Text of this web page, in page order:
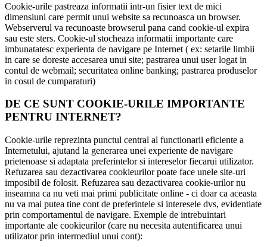
Cookie-urile pastreaza informatii intr-un fisier text de mici
dimensiuni care permit unui website sa recunoasca un browser.
Webserverul va recunoaste browserul pana cand cookie-ul expira
sau este sters. Cookie-ul stocheaza informatii importante care
imbunatatesc experienta de navigare pe Internet ( ex: setarile limbii
in care se doreste accesarea unui site; pastrarea unui user logat in
contul de webmail; securitatea online banking; pastrarea produselor
in cosul de cumparaturi)
DE CE SUNT COOKIE-URILE IMPORTANTE
PENTRU INTERNET?
Cookie-urile reprezinta punctul central al functionarii eficiente a
Internetului, ajutand la generarea unei experiente de navigare
prietenoase si adaptata preferintelor si intereselor fiecarui utilizator.
Refuzarea sau dezactivarea cookieurilor poate face unele site-uri
imposibil de folosit. Refuzarea sau dezactivarea cookie-urilor nu
inseamna ca nu veti mai primi publicitate online - ci doar ca aceasta
nu va mai putea tine cont de preferintele si interesele dvs, evidentiate
prin comportamentul de navigare. Exemple de intrebuintari
importante ale cookieurilor (care nu necesita autentificarea unui
utilizator prin intermediul unui cont):